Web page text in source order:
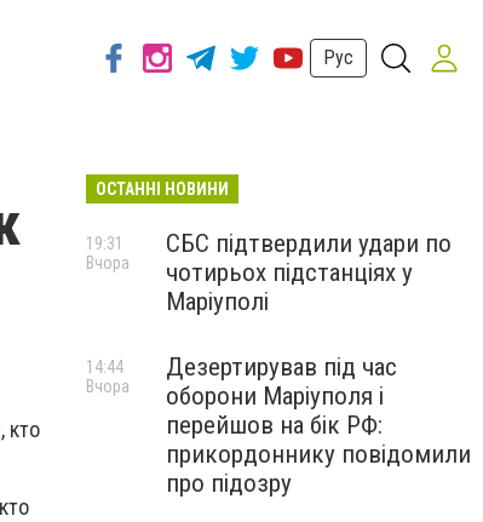
Рус
кто
ОСТАННІ НОВИНИ
СБС підтвердили удари по
чотирьох підстанціях у
Маріуполі
19:31
Вчора
Дезертирував під час
оборони Маріуполя і
перейшов на бік РФ:
прикордоннику повідомили
про підозру
14:44
Вчора